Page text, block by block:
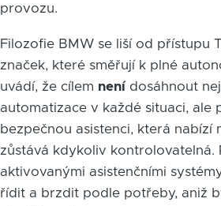
provozu.
Filozofie BMW se liší od přístupu
značek, které směřují k plné
uvádí, že cílem není dosáhnout
automatizace v každé situaci, ale
bezpečnou asistenci, která nabízí
zůstává kdykoliv kontrolovatelná.
aktivovanými asistenčními
řídit a brzdit podle potřeby, aniž